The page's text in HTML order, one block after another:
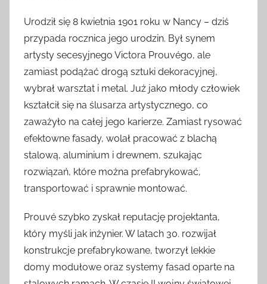
Urodził się 8 kwietnia 1901 roku w Nancy – dziś
przypada rocznica jego urodzin. Był synem
artysty secesyjnego Victora Prouvégo, ale
zamiast podążać drogą sztuki dekoracyjnej,
wybrał warsztat i metal. Już jako młody człowiek
kształcił się na ślusarza artystycznego, co
zaważyło na całej jego karierze. Zamiast rysować
efektowne fasady, wolał pracować z blachą
stalową, aluminium i drewnem, szukając
rozwiązań, które można prefabrykować,
transportować i sprawnie montować.
Prouvé szybko zyskał reputację projektanta,
który myśli jak inżynier. W latach 30. rozwijał
konstrukcje prefabrykowane, tworzył lekkie
domy modułowe oraz systemy fasad oparte na